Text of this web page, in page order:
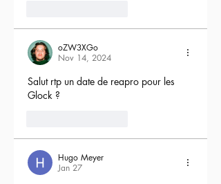
oZW3XGo
Nov 14, 2024
Salut rtp un date de reapro pour les
Glock ?
Hugo Meyer
Jan 27